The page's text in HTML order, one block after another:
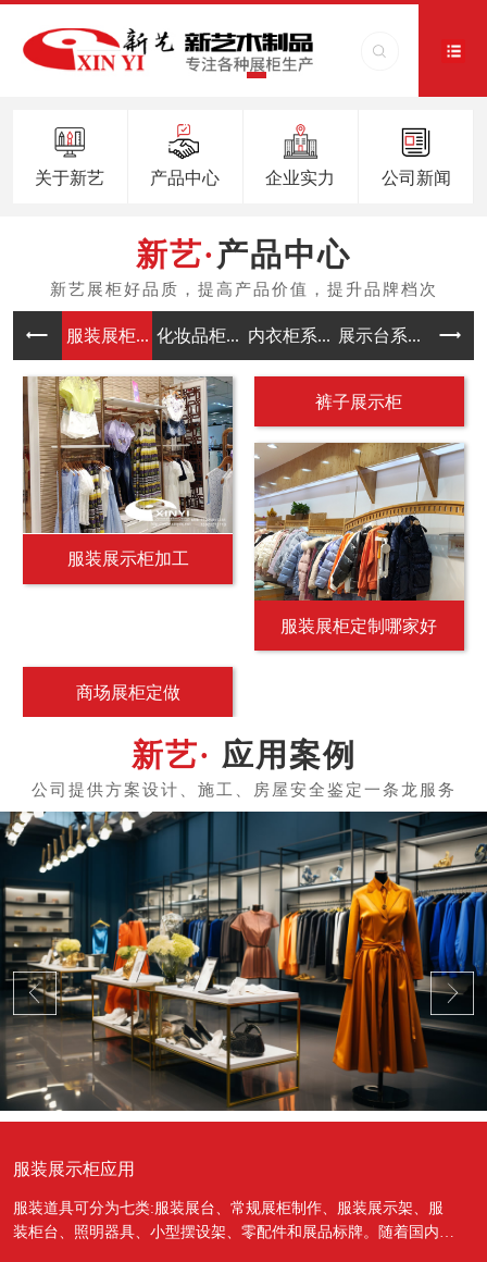
关于新艺 产品中心 企业实力 公司新闻
产品中心
服装展柜... 化妆品柜... 内衣柜系... 展示台系... 中岛
服装展示柜加工
裤子展示柜
服装展柜定制哪家好
商场展柜定做
应用案例
服装展示柜应用
服装道具可分为七类:服装展台、常规展柜制作、服装展示架、服
装柜台、照明器具、小型摆设架、零配件和展品标牌。随着国内经